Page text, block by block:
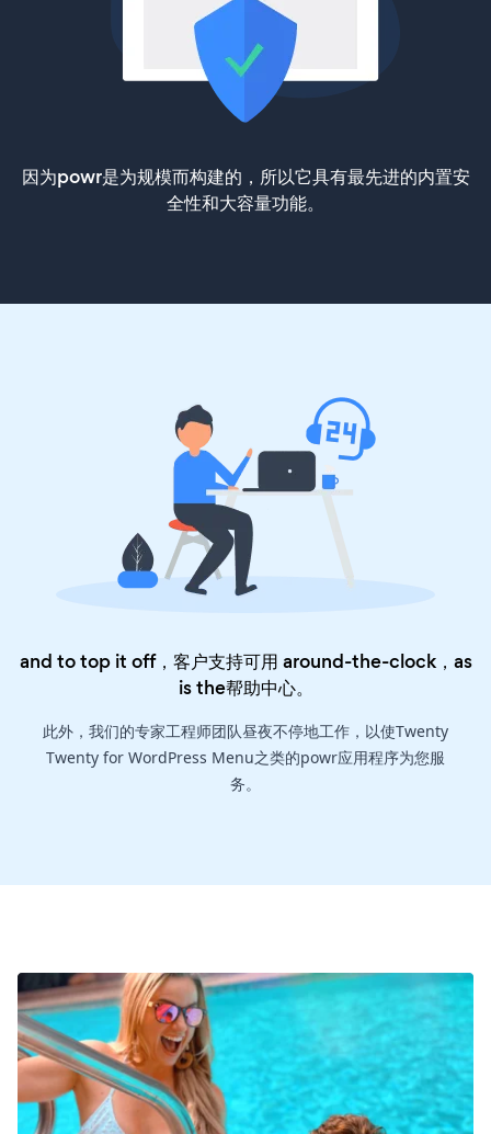
因为powr是为规模而构建的，所以它具有最先进的内置安
全性和大容量功能。
and to top it off，客户支持可用 around-the-clock，as
is the帮助中心。
此外，我们的专家工程师团队昼夜不停地工作，以使Twenty
Twenty for WordPress Menu之类的powr应用程序为您服
务。